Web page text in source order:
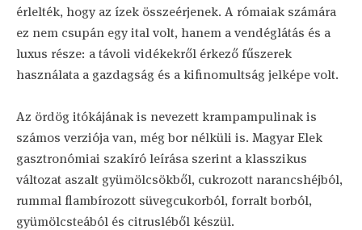
érlelték, hogy az ízek összeérjenek. A rómaiak számára
ez nem csupán egy ital volt, hanem a vendéglátás és a
luxus része: a távoli vidékekről érkező fűszerek
használata a gazdagság és a kifinomultság jelképe volt.
Az ördög itókájának is nevezett krampampulinak is
számos verziója van, még bor nélküli is. Magyar Elek
gasztronómiai szakíró leírása szerint a klasszikus
változat aszalt gyümölcsökből, cukrozott narancshéjból,
rummal flambírozott süvegcukorból, forralt borból,
gyümölcsteából és citrusléből készül.